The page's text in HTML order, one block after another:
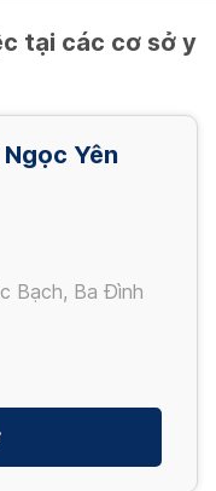
thụt tháo)
gồm thụt
tại các cơ sở y
Yên
Bạch, Ba Đình